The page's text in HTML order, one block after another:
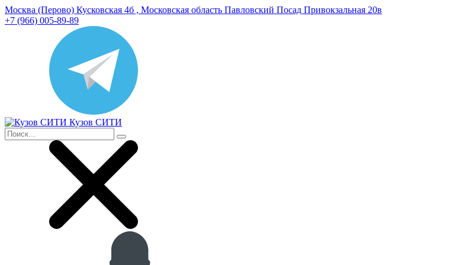
Москва (Перово) Кусковская 4б , Московская область Павловский Посад Привокзальная 20в
+7 (966) 005-89-89
Кузов СИТИ